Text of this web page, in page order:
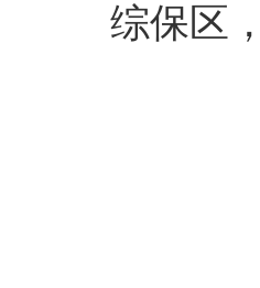
综保区